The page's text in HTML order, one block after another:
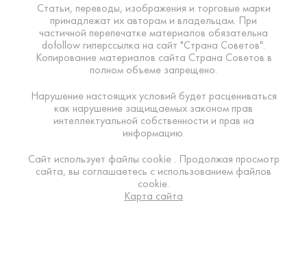
Статьи, переводы, изображения и торговые марки
принадлежат их авторам и владельцам. При
частичной перепечатке материалов обязательна
dofollow гиперссылка на сайт "Страна Советов".
Копирование материалов сайта Страна Советов в
полном объеме запрещено.
Нарушение настоящих условий будет расцениваться
как нарушение защищаемых законом прав
интеллектуальной собственности и прав на
информацию.
Сайт использует файлы cookie . Продолжая просмотр
сайта, вы соглашаетесь с использованием файлов
cookie.
Карта сайта